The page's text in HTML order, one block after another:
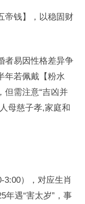
帝钱】，以稳固财
者易因性格差异争
年若佩戴【粉水
但需注意“吉凶并
母慈子孝,家庭和
3:00），对应生肖
年遇“害太岁”，事